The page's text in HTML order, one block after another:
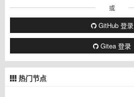
或
GitHub 登录
Gitea 登录
热门节点